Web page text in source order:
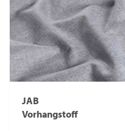
JAB
Vorhangstoff